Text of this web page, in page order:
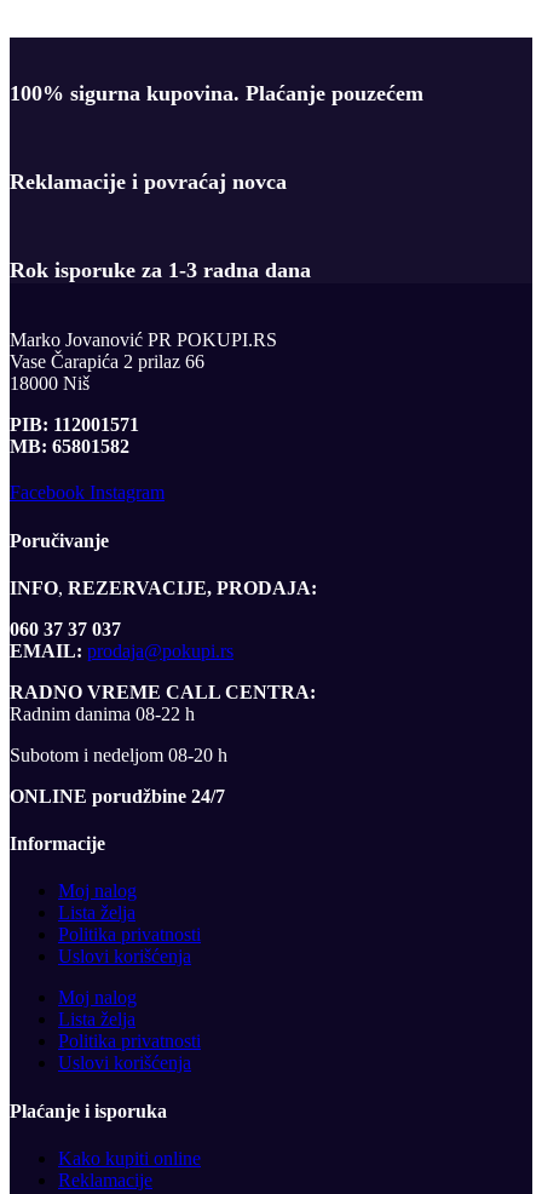
100% sigurna kupovina. Plaćanje pouzećem​
Reklamacije i povraćaj novca​
Rok isporuke za 1-3 radna dana​
Marko Jovanović PR POKUPI.RS
Vase Čarapića 2 prilaz 66
18000 Niš
PIB: 112001571
MB: 65801582
Facebook Instagram
Poručivanje
INFO, REZERVACIJE, PRODAJA:
060 37 37 037
EMAIL: prodaja@pokupi.rs
RADNO VREME CALL CENTRA:
Radnim danima 08-22 h
Subotom i nedeljom 08-20 h
ONLINE porudžbine 24/7
Informacije
Moj nalog
Lista želja
Politika privatnosti
Uslovi korišćenja
Moj nalog
Lista želja
Politika privatnosti
Uslovi korišćenja
Plaćanje i isporuka
Kako kupiti online
Reklamacije